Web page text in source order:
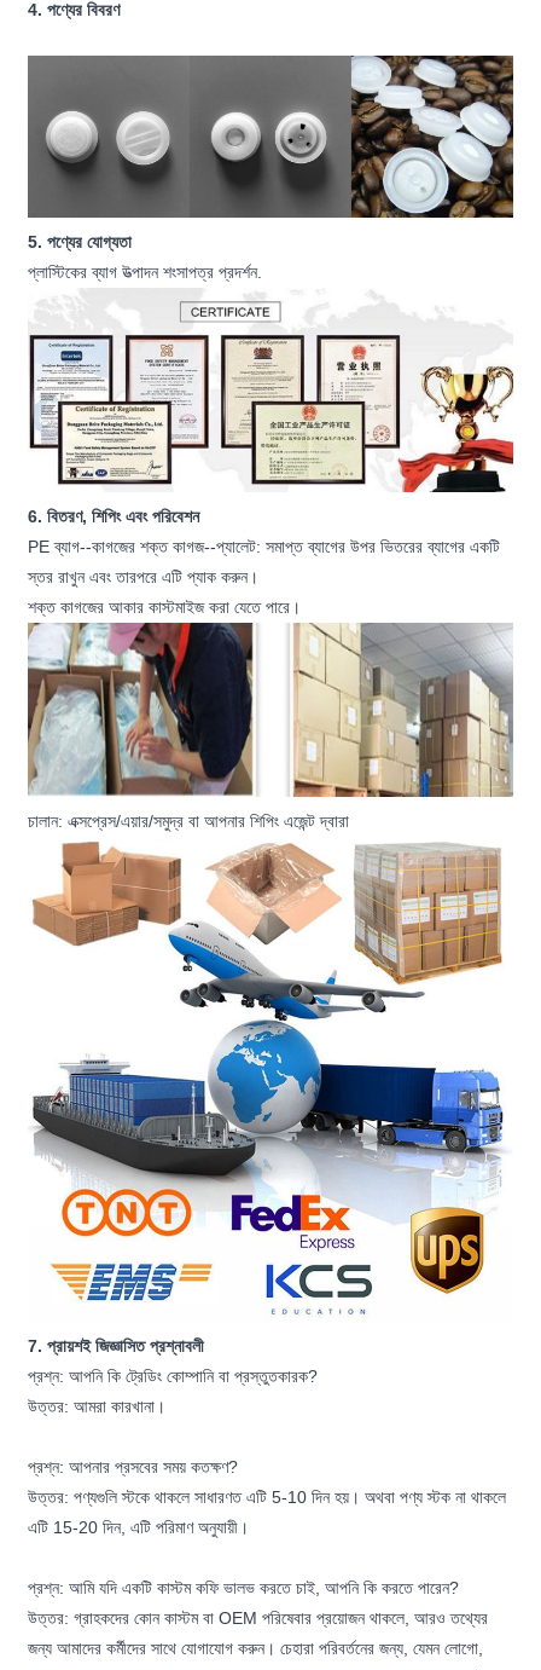
4. পণ্যের বিবরণ
5. পণ্যের যোগ্যতা
প্লাস্টিকের ব্যাগ উত্পাদন শংসাপত্র প্রদর্শন.
6. বিতরণ, শিপিং এবং পরিবেশন
PE ব্যাগ--কাগজের শক্ত কাগজ--প্যালেট: সমাপ্ত ব্যাগের উপর ভিতরের ব্যাগের একটি
স্তর রাখুন এবং তারপরে এটি প্যাক করুন।
শক্ত কাগজের আকার কাস্টমাইজ করা যেতে পারে।
চালান: এক্সপ্রেস/এয়ার/সমুদ্র বা আপনার শিপিং এজেন্ট দ্বারা
7. প্রায়শই জিজ্ঞাসিত প্রশ্নাবলী
প্রশ্ন: আপনি কি ট্রেডিং কোম্পানি বা প্রস্তুতকারক?
উত্তর: আমরা কারখানা।
প্রশ্ন: আপনার প্রসবের সময় কতক্ষণ?
উত্তর: পণ্যগুলি স্টকে থাকলে সাধারণত এটি 5-10 দিন হয়। অথবা পণ্য স্টক না থাকলে
এটি 15-20 দিন, এটি পরিমাণ অনুযায়ী।
প্রশ্ন: আমি যদি একটি কাস্টম কফি ভালভ করতে চাই, আপনি কি করতে পারেন?
উত্তর: গ্রাহকদের কোন কাস্টম বা OEM পরিষেবার প্রয়োজন থাকলে, আরও তথ্যের
জন্য আমাদের কর্মীদের সাথে যোগাযোগ করুন। চেহারা পরিবর্তনের জন্য, যেমন লোগো,